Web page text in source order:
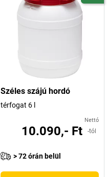
Széles szájú hordó
térfogat 6 l
Nettó
10.090,- Ft -tól
> 72 órán belül